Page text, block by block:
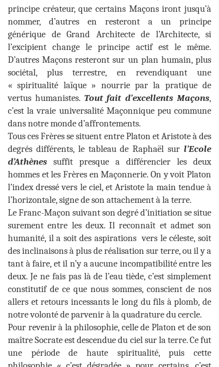
principe créateur, que certains Maçons iront jusqu’à
nommer, d’autres en resteront a un principe
générique de Grand Architecte de l’Architecte, si
l’excipient change le principe actif est le même.
D’autres Maçons resteront sur un plan humain, plus
sociétal, plus terrestre, en revendiquant une
« spiritualité laïque » nourrie par la pratique de
vertus humanistes. Tout fait d’excellents Maçons,
c’est la vraie universalité Maçonnique peu commune
dans notre monde d’affrontements.
Tous ces Frères se situent entre Platon et Aristote à des
degrés différents, le tableau de Raphaël sur l’Ecole
d’Athènes suffit presque a différencier les deux
hommes et les Frères en Maçonnerie. On y voit Platon
l’index dressé vers le ciel, et Aristote la main tendue à
l’horizontale, signe de son attachement à la terre.
Le Franc-Maçon suivant son degré d’initiation se situe
surement entre les deux. Il reconnaît et admet son
humanité, il a soit des aspirations vers le céleste, soit
des inclinaisons à plus de réalisation sur terre, ou il y a
tant à faire, et il n’y a aucune incompatibilité entre les
deux. Je ne fais pas là de l’eau tiède, c’est simplement
constitutif de ce que nous sommes, conscient de nos
allers et retours incessants le long du fils à plomb, de
notre volonté de parvenir à la quadrature du cercle.
Pour revenir à la philosophie, celle de Platon et de son
maître Socrate est descendue du ciel sur la terre. Ce fut
une période de haute spiritualité, puis cette